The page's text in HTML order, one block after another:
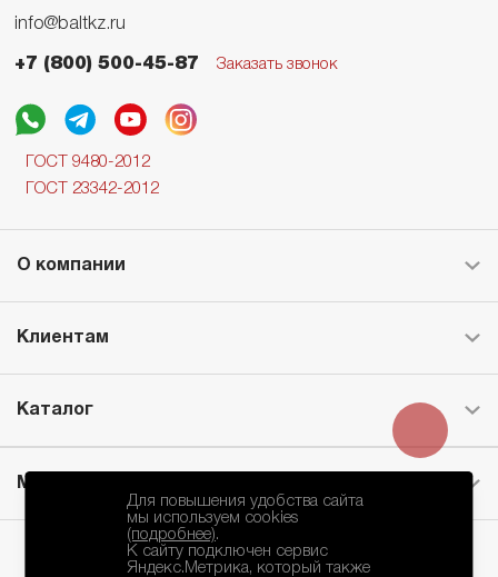
info@baltkz.ru
+7 (800) 500-45-87 Заказать звонок
ГОСТ 9480-2012
ГОСТ 23342-2012
О компании
Клиентам
Каталог
Месторождение
Для повышения удобства сайта
мы используем cookies
(подробнее).
К сайту подключен сервис
Яндекс.Метрика, который также